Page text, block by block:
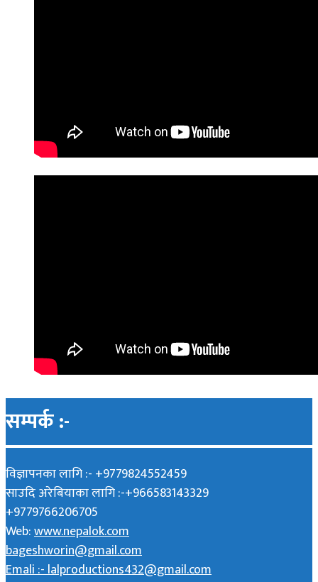
सम्पर्क :-
विज्ञापनका लागि :- +9779824552459
साउदि अरेबियाका लागि :-+966583143329
+9779766206705
Web:www.nepalok.com
bageshworin@gmail.com
Emali :- lalproductions432@gmail.com